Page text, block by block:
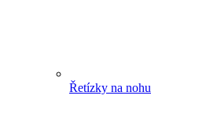
Řetízky na nohu